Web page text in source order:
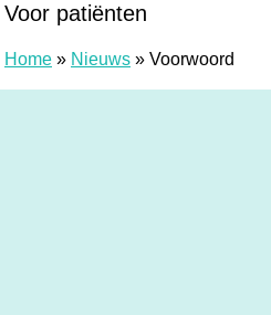
Voor patiënten
Home » Nieuws » Voorwoord